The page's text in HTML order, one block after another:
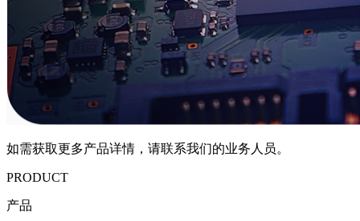
如需获取更多产品详情，请联系我们的业务人员。
PRODUCT
产品